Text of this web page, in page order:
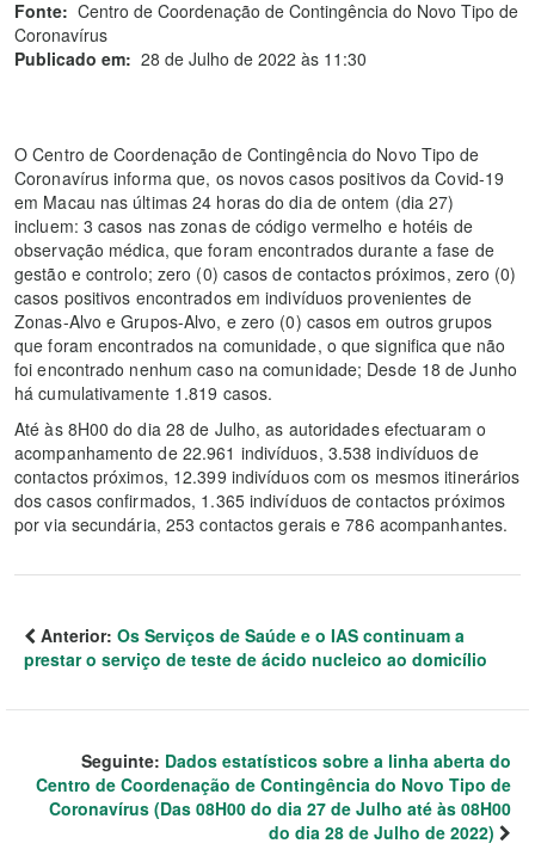
Fonte: Centro de Coordenação de Contingência do Novo Tipo de
Coronavírus
Publicado em: 28 de Julho de 2022 às 11:30
O Centro de Coordenação de Contingência do Novo Tipo de
Coronavírus informa que, os novos casos positivos da Covid-19
em Macau nas últimas 24 horas do dia de ontem (dia 27)
incluem: 3 casos nas zonas de código vermelho e hotéis de
observação médica, que foram encontrados durante a fase de
gestão e controlo; zero (0) casos de contactos próximos, zero (0)
casos positivos encontrados em indivíduos provenientes de
Zonas-Alvo e Grupos-Alvo, e zero (0) casos em outros grupos
que foram encontrados na comunidade, o que significa que não
foi encontrado nenhum caso na comunidade; Desde 18 de Junho
há cumulativamente 1.819 casos.
Até às 8H00 do dia 28 de Julho, as autoridades efectuaram o
acompanhamento de 22.961 indivíduos, 3.538 indivíduos de
contactos próximos, 12.399 indivíduos com os mesmos itinerários
dos casos confirmados, 1.365 indivíduos de contactos próximos
por via secundária, 253 contactos gerais e 786 acompanhantes.
Anterior: Os Serviços de Saúde e o IAS continuam a
prestar o serviço de teste de ácido nucleico ao domicílio
Seguinte: Dados estatísticos sobre a linha aberta do
Centro de Coordenação de Contingência do Novo Tipo de
Coronavírus (Das 08H00 do dia 27 de Julho até às 08H00
do dia 28 de Julho de 2022)